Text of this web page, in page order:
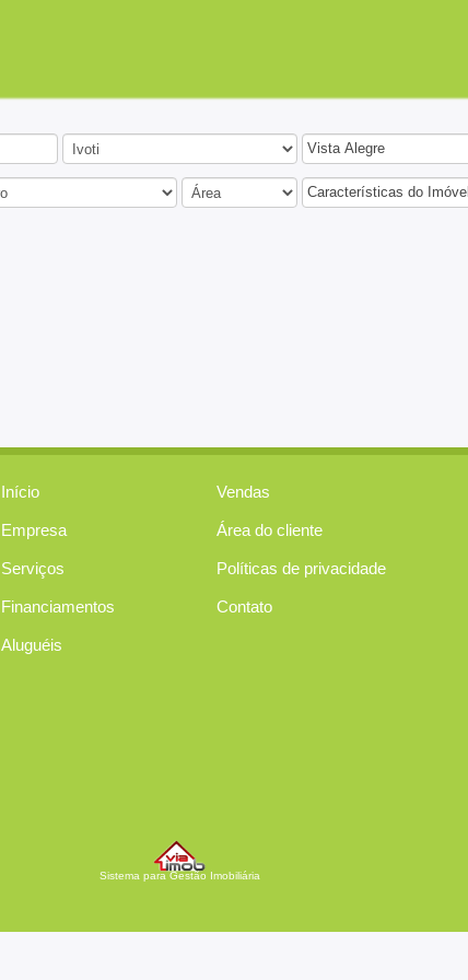
Vista Alegre
Características do Imóvel
Início
Empresa
Serviços
Financiamentos
Aluguéis
Vendas
Área do cliente
Políticas de privacidade
Contato
Sistema para Gestão Imobiliária